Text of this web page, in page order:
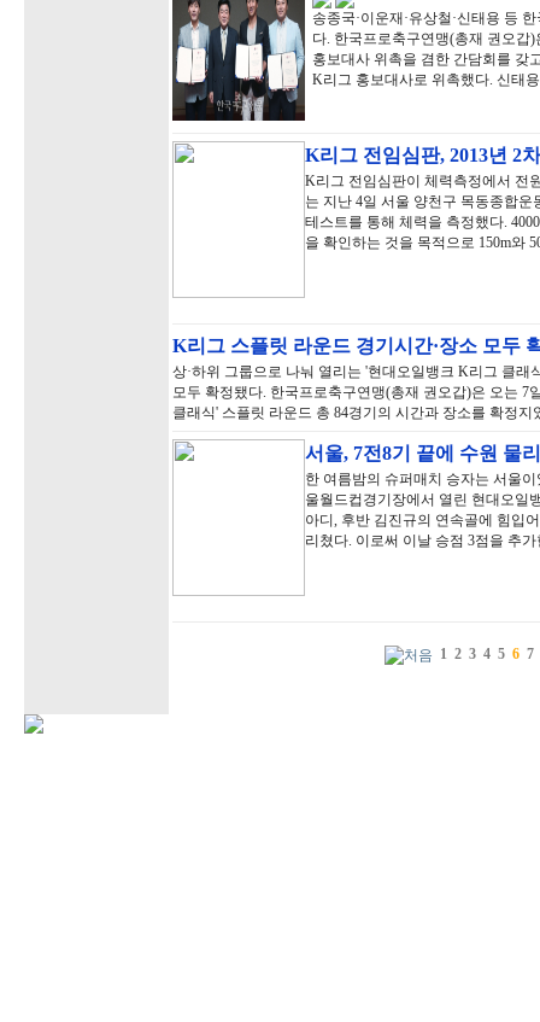
송종국·이운재·유상철·신태용 등
다. 한국프로축구연맹(총재 권오갑
홍보대사 위촉을 겸한 간담회를 갖
K리그 홍보대사로 위촉했다. 신태
K리그 전임심판, 2013년 2
K리그 전임심판이 체력측정에서 전
는 지난 4일 서울 양천구 목동종합운
테스트를 통해 체력을 측정했다.
을 확인하는 것을 목적으로 150m와
K리그 스플릿 라운드 경기시간·장소 모두
상·하위 그룹으로 나눠 열리는 '현대오일뱅크 K리그 클
모두 확정됐다. 한국프로축구연맹(총재 권오갑)은 오는 7
클래식' 스플릿 라운드 총 84경기의 시간과 장소를 확정
서울, 7전8기 끝에 수원 물
한 여름밤의 슈퍼매치 승자는 서울
울월드컵경기장에서 열린 현대오일
아디, 후반 김진규의 연속골에 힘입
리쳤다. 이로써 이날 승점 3점을 추
1 2 3 4 5 6 7